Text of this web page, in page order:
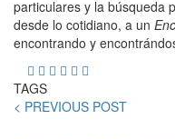
particulares y la búsqueda
desde lo cotidiano, a un
encontrando y
TAGS
< PREVIOUS POST